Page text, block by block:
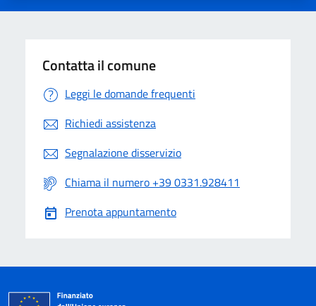
Contatta il comune
Leggi le domande frequenti
Richiedi assistenza
Segnalazione disservizio
Chiama il numero +39 0331.928411
Prenota appuntamento